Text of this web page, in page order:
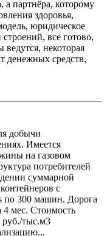
партнёра, которому
здоровья,
юридическое
все готово,
ведутся, некоторая
денежных средств,
добычи
Имеется
на газовом
потребителей
суммарной
с
по 300 машин. Дорога
4 мес. Стоимость
руб./тыс.м3